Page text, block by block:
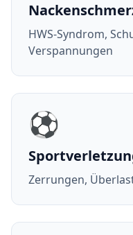
HWS-Syndrom,
Verspannungen
⚽
Zerrungen,